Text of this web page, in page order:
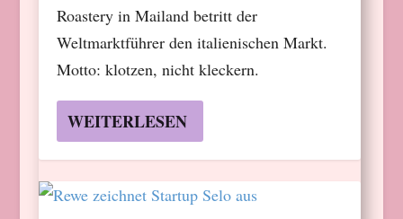
Roastery in Mailand betritt der
Weltmarktführer den italienischen Markt.
Motto: klotzen, nicht kleckern.
WEITERLESEN